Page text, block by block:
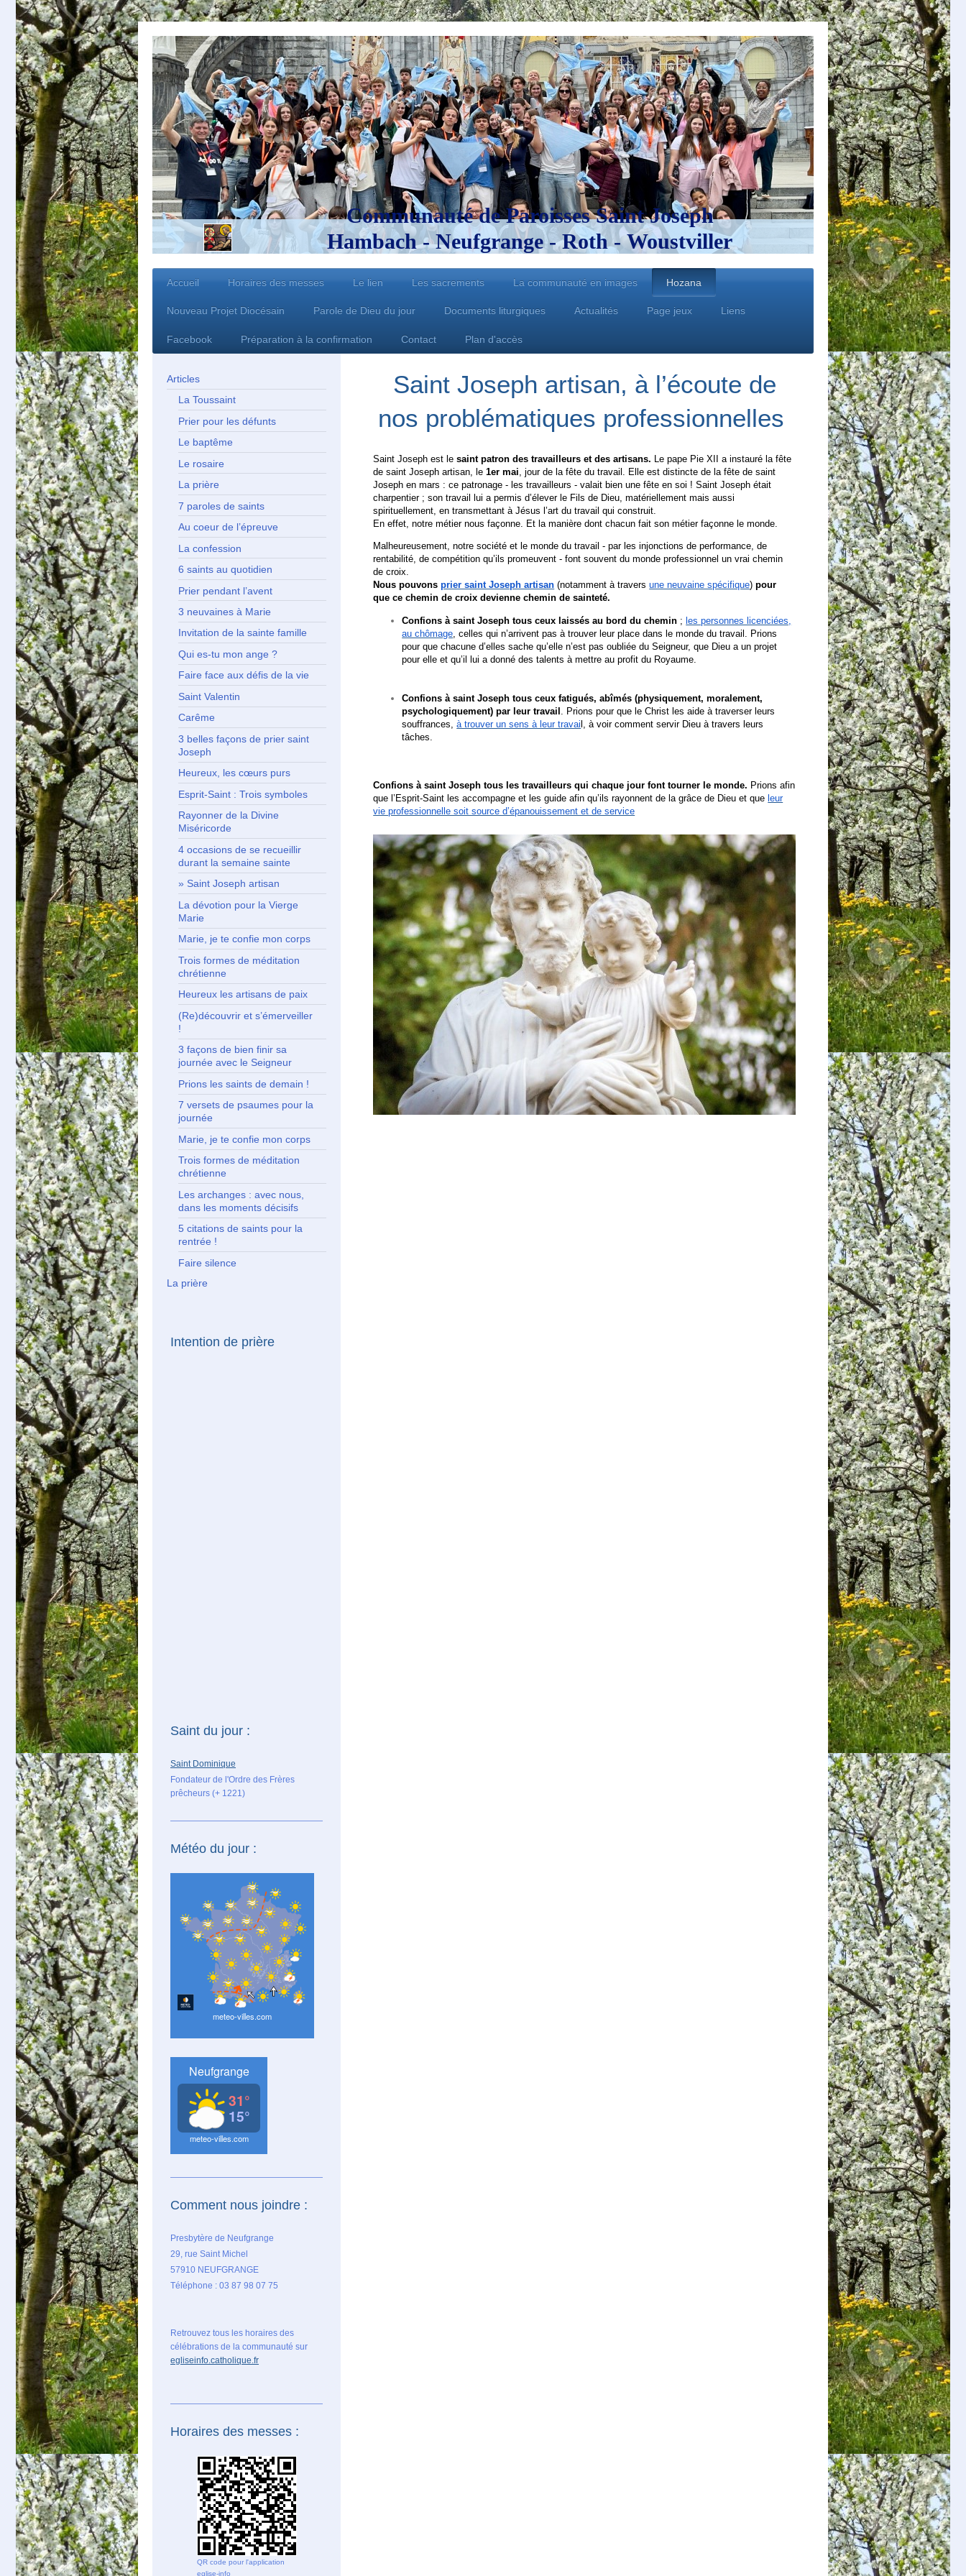
Communauté de Paroisses Saint Joseph
Hambach - Neufgrange - Roth - Woustviller
Accueil Horaires des messes Le lien Les sacrements La communauté en images Hozana
Nouveau Projet Diocésain Parole de Dieu du jour Documents liturgiques Actualités Page jeux Liens
Facebook Préparation à la confirmation Contact Plan d'accès
Saint Joseph artisan, à l’écoute de
nos problématiques professionnelles
Saint Joseph est lesaint patron des travailleurs et des artisans. Le pape Pie XII a instauré la fête
de saint Joseph artisan, le1er mai, jour de la fête du travail. Elle est distincte de la fête de saint
Joseph en mars : ce patronage - les travailleurs - valait bien une fête en soi ! Saint Joseph était
charpentier ; son travail lui a permis d’élever le Fils de Dieu, matériellement mais aussi
spirituellement, en transmettant à Jésus l’art du travail qui construit.
En effet, notre métier nous façonne. Et la manière dont chacun fait son métier façonne le monde.
Malheureusement, notre société et le monde du travail - par les injonctions de performance, de
rentabilité, de compétition qu’ils promeuvent - font souvent du monde professionnel un vrai chemin
de croix.
Nous pouvons prier saint Joseph artisan (notamment à travers une neuvaine spécifique)pour
que ce chemin de croix devienne chemin de sainteté.
Confions à saint Joseph tous ceux laissés au bord du chemin ; les personnes licenciées,
au chômage , celles qui n’arrivent pas à trouver leur place dans le monde du travail. Prions
pour que chacune d’elles sache qu’elle n’est pas oubliée du Seigneur, que Dieu a un projet
pour elle et qu’il lui a donné des talents à mettre au profit du Royaume.
Confions à saint Joseph tous ceux fatigués, abîmés (physiquement, moralement,
psychologiquement) par leur travail . Prions pour que le Christ les aide à traverser leurs
souffrances,
à trouver un sens à leur travail, à voir comment servir Dieu à travers leurs
tâches.
Confions à saint Joseph tous les travailleurs qui chaque jour font tourner le monde. Prions afin
que l’Esprit-Saint les accompagne et les guide afin qu’ils rayonnent de la grâce de Dieu et que leur
vie professionnelle soit source d’épanouissement et de service
Articles
La Toussaint
Prier pour les défunts
Le baptême
Le rosaire
La prière
7 paroles de saints
Au coeur de l’épreuve
La confession
6 saints au quotidien
Prier pendant l’avent
3 neuvaines à Marie
Invitation de la sainte famille
Qui es-tu mon ange ?
Faire face aux défis de la vie
Saint Valentin
Carême
3 belles façons de prier saint
Joseph
Heureux, les cœurs purs
Esprit-Saint : Trois symboles
Rayonner de la Divine
Miséricorde
4 occasions de se recueillir
durant la semaine sainte
Saint Joseph artisan
La dévotion pour la Vierge
Marie
Marie, je te confie mon corps
Trois formes de méditation
chrétienne
Heureux les artisans de paix
(Re)découvrir et s’émerveiller
!
3 façons de bien finir sa
journée avec le Seigneur
Prions les saints de demain !
7 versets de psaumes pour la
journée
Marie, je te confie mon corps
Trois formes de méditation
chrétienne
Les archanges : avec nous,
dans les moments décisifs
5 citations de saints pour la
rentrée !
Faire silence
La prière
Intention de prière
Saint du jour :
Saint Dominique
Fondateur de l'Ordre des Frères
prêcheurs (+ 1221)
Météo du jour :
Comment nous joindre :
Presbytère de Neufgrange
29, rue Saint Michel
57910 NEUFGRANGE
Téléphone : 03 87 98 07 75
Retrouvez tous les horaires des
célébrations de la communauté sur
egliseinfo.catholique.fr
Horaires des messes :
QR code pour l'application
eglise-info